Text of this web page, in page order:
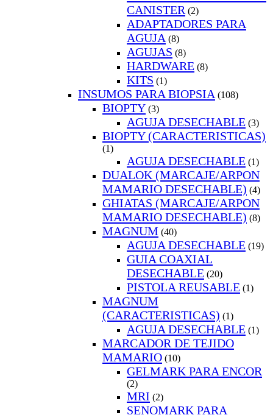
CANISTER (2)
ADAPTADORES PARA
AGUJA (8)
AGUJAS (8)
HARDWARE (8)
KITS (1)
INSUMOS PARA BIOPSIA (108)
BIOPTY (3)
AGUJA DESECHABLE (3)
BIOPTY (CARACTERISTICAS)
(1)
AGUJA DESECHABLE (1)
DUALOK (MARCAJE/ARPON
MAMARIO DESECHABLE) (4)
GHIATAS (MARCAJE/ARPON
MAMARIO DESECHABLE) (8)
MAGNUM (40)
AGUJA DESECHABLE (19)
GUIA COAXIAL
DESECHABLE (20)
PISTOLA REUSABLE (1)
MAGNUM
(CARACTERISTICAS) (1)
AGUJA DESECHABLE (1)
MARCADOR DE TEJIDO
MAMARIO (10)
GELMARK PARA ENCOR
(2)
MRI (2)
SENOMARK PARA